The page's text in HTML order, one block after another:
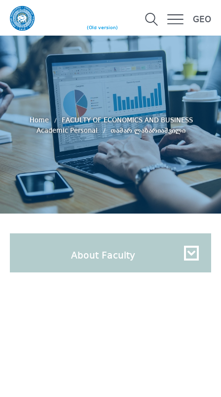
(Old version)
GEO
Home
FACULTY OF ECONOMICS AND BUSINESS
Academic Personal
თამარ ლაზარიაშვილი
About Faculty